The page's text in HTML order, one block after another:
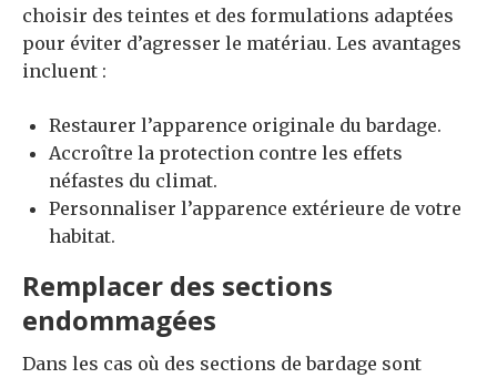
choisir des teintes et des formulations adaptées
pour éviter d’agresser le matériau. Les avantages
incluent :
Restaurer l’apparence originale du bardage.
Accroître la protection contre les effets
néfastes du climat.
Personnaliser l’apparence extérieure de votre
habitat.
Remplacer des sections
endommagées
Dans les cas où des sections de bardage sont